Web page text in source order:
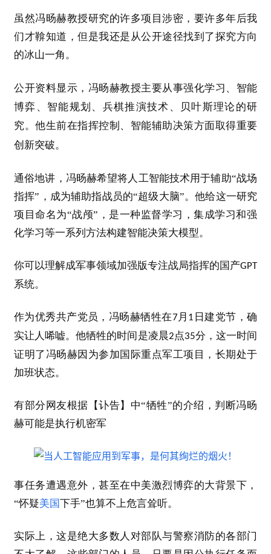
虽然冯旸赫教授研究的许多项目涉密，要许多年后我
们才鞥知道，但是我还是从公开途径找到了探究方向
的冰山一角。
公开资料显示，冯旸赫教授主要从事强化学习、智能
博弈、智能规划、兵棋推演技术、贝叶斯理论的研
究。他生前在指挥控制、智能辅助决策方面取得重要
创新突破。
通俗地讲，冯旸赫希望将人工智能技术用于辅助“战场
指挥”，成为辅助指战员的“超级大脑”。他给这一研究
项目命名为“战颅”，是一种监督学习，集成学习和强
化学习等一系列方法构建智能决策大模型。
你可以理解成军事领域加强版专注战局指挥的国产GPT
系统。
作为优秀共产党员，冯旸赫牺牲在7 月 1 日建党节，确
实让人唏嘘。他牺牲的时间是凌晨2点35分，这一时间
证明了冯旸赫因为参加国际重点军工项目，长期处于
加班状态。
有部分网友根据【讣告】中“牺牲”的介绍，判断冯旸
赫可能是执行机密军
事任务遭遇意外，甚至在中美激烈博弈的大背景下，
“怀疑美国下手”也算不上危言耸听。
实际上，这是绝大多数人对部队与警察消防的各部门